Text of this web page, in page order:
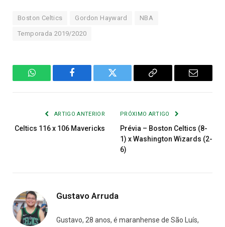
Boston Celtics Gordon Hayward NBA
Temporada 2019/2020
WhatsAppFacebook Twitter
Copiar
E-
ARTIGO ANTERIOR
Celtics 116 x 106 Mavericks
PRÓXIMO ARTIGO
Prévia – Boston Celtics (8-
1) x Washington Wizards (2-
6)
Gustavo Arruda
Gustavo, 28 anos, é maranhense de São Luís,